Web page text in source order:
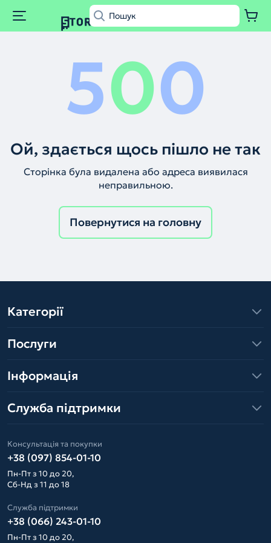
500
Ой, здається щось пішло не так
Сторінка була видалена або адреса виявилася
неправильною.
Повернутися на головну
Категорії
Послуги
Інформація
Служба підтримки
Консультація та покупки
+38 (097) 854-01-10
Пн-Пт з 10 до 20,
Сб-Нд з 11 до 18
Служба підтримки
+38 (066) 243-01-10
Пн-Пт з 10 до 20,